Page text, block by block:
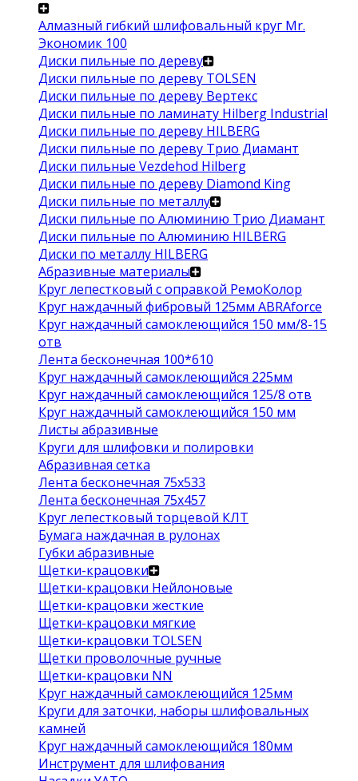
Алмазный гибкий шлифовальный круг Mr.
Экономик 100
Диски пильные по дереву
Диски пильные по дереву TOLSEN
Диски пильные по дереву Вертекс
Диски пильные по ламинату Hilberg Industrial
Диски пильные по дереву HILBERG
Диски пильные по дереву Трио Диамант
Диски пильные Vezdehod Hilberg
Диски пильные по дереву Diamond King
Диски пильные по металлу
Диски пильные по Алюминию Трио Диамант
Диски пильные по Алюминию HILBERG
Диски по металлу HILBERG
Абразивные материалы
Круг лепестковый с оправкой РемоКолор
Круг наждачный фибровый 125мм ABRAforce
Круг наждачный самоклеющийся 150 мм/8-15
отв
Лента бесконечная 100*610
Круг наждачный самоклеющийся 225мм
Круг наждачный самоклеющийся 125/8 отв
Круг наждачный самоклеющийся 150 мм
Листы абразивные
Круги для шлифовки и полировки
Абразивная сетка
Лента бесконечная 75х533
Лента бесконечная 75х457
Круг лепестковый торцевой КЛТ
Бумага наждачная в рулонах
Губки абразивные
Щетки-крацовки
Щетки-крацовки Нейлоновые
Щетки-крацовки жесткие
Щетки-крацовки мягкие
Щетки-крацовки TOLSEN
Щетки проволочные ручные
Щетки-крацовки NN
Круг наждачный самоклеющийся 125мм
Круги для заточки, наборы шлифовальных
камней
Круг наждачный самоклеющийся 180мм
Инструмент для шлифования